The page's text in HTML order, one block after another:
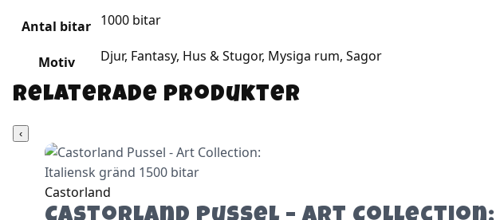
Antal bitar 1000 bitar
Motiv Djur, Fantasy, Hus & Stugor, Mysiga rum, Sagor
Relaterade produkter
‹
Castorland